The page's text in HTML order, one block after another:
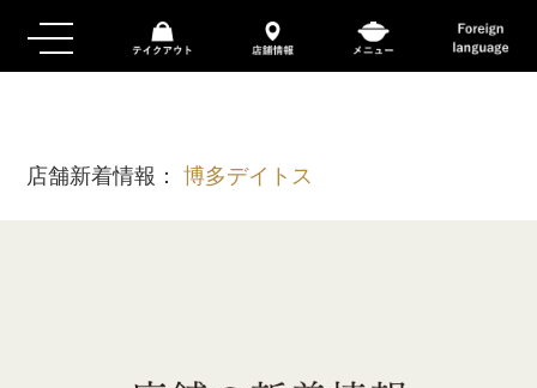
店舗新着情報：博多デイトス